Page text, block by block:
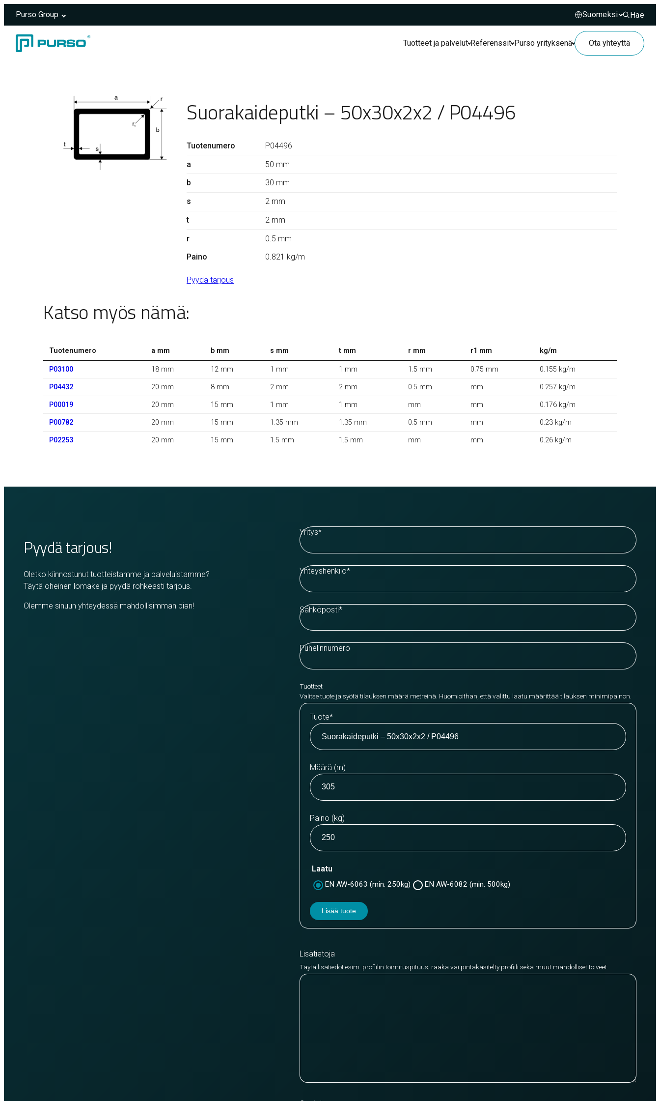
Purso Group
Hae
Hae
Tuotteet ja palvelut Referenssit Purso yrityksenä Ota yhteyttä
Suorakaideputki – 50x30x2x2 / P04496
Tuotenumero
P04496
a
50 mm
b
30 mm
s
2 mm
t
2 mm
r
0.5 mm
Paino
0.821 kg/m
Pyydä tarjous
Katso myös nämä:
Tuotenumero a mm b mm s mm t mm r mm r1 mm kg/m
P03100 18 mm 12 mm 1 mm 1 mm 1.5 mm 0.75 mm 0.155 kg/m
P04432 20 mm 8 mm 2 mm 2 mm 0.5 mm mm 0.257 kg/m
P00019 20 mm 15 mm 1 mm 1 mm mm mm 0.176 kg/m
P00782 20 mm 15 mm 1.35 mm 1.35 mm 0.5 mm mm 0.23 kg/m
P02253 20 mm 15 mm 1.5 mm 1.5 mm mm mm 0.26 kg/m
Pyydä tarjous!
Oletko kiinnostunut tuotteistamme ja palveluistamme?
Täytä oheinen lomake ja pyydä rohkeasti tarjous.
Olemme sinuun yhteydessä mahdollisimman pian!
Yritys*
Yhteyshenkilö*
Sähköposti*
Puhelinnumero
Tuotteet
Valitse tuote ja syötä tilauksen määrä metreinä. Huomioithan, että valittu laatu määrittää tilauksen minimipainon.
Tuote*
Määrä (m)
Paino (kg)
Laatu
EN AW-6063 (min. 250kg) EN AW-6082 (min. 500kg)
Lisää tuote
Lisätietoja
Täytä lisätiedot esim. profiilin toimituspituus, raaka vai pintakäsitelty profiili sekä muut mahdolliset toiveet.